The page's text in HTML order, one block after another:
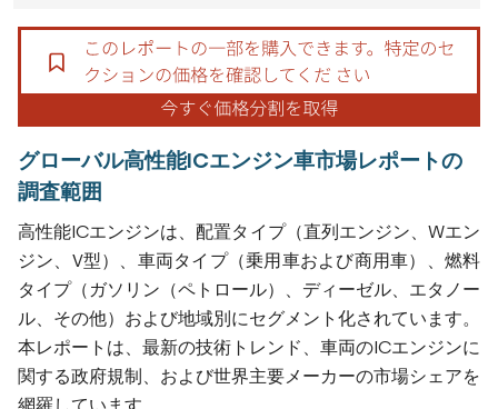
グローバル高性能ICエンジン車市場レポートの
調査範囲
高性能ICエンジンは、配置タイプ（直列エンジン、Wエン
ジン、V型）、車両タイプ（乗用車および商用車）、燃料
タイプ（ガソリン（ペトロール）、ディーゼル、エタノー
ル、その他）および地域別にセグメント化されています。
本レポートは、最新の技術トレンド、車両のICエンジンに
関する政府規制、および世界主要メーカーの市場シェアを